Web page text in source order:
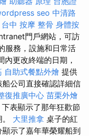
seo 中清路
台中 按摩 整骨 身體按
門戶網站，可訪
服務，設施和日常活
更改終端的日期，
自助式餐點外燴 提供
公司直接確認詳細信
復推廣中心 苗栗外燴
下表顯示了那年狂歡節
大里推拿 桌子的紅
示了嘉年華榮耀船到